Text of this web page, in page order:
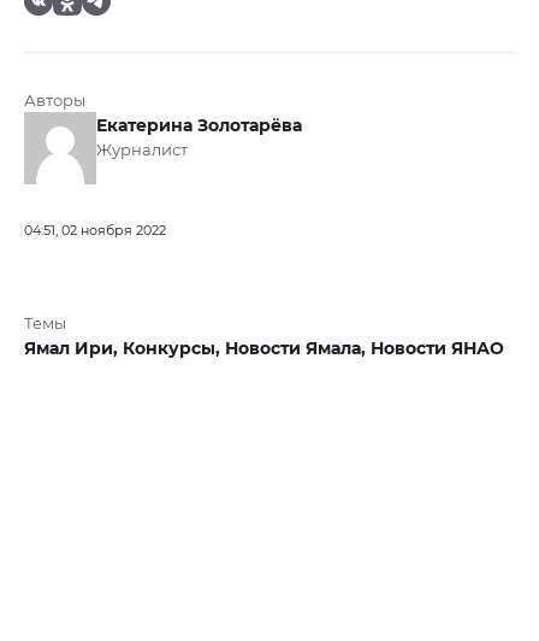
Авторы
Екатерина Золотарёва
Журналист
04:51, 02 ноября 2022
Темы
Ямал Ири, Конкурсы, Новости Ямала, Новости ЯНАО